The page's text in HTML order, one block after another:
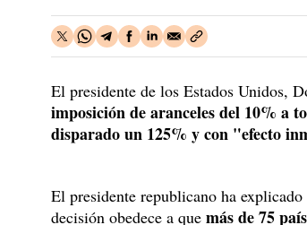
El presidente de los Estados Unidos,
imposición de aranceles del 10% a
disparado un 125% y con "efecto
El presidente republicano ha
decisión obedece a que más de 75